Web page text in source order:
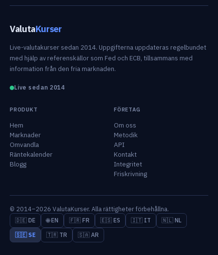
ValutaKurser
Live-valutakurser sedan 2014. Uppgifterna uppdateras regelbundet
med hjälp av referenskällor som Fed och ECB, tillsammans med
information från den fria marknaden.
Live sedan 2014
PRODUKT
Hem
Marknader
Omvandla
Räntekalender
Blogg
FÖRETAG
Om oss
Metodik
API
Kontakt
Integritet
Friskrivning
© 2014–2026 ValutaKurser. Alla rättigheter förbehållna.
🇩🇪 DE 🌐 EN 🇫🇷 FR 🇪🇸 ES 🇮🇹 IT
🇳🇱 NL
🇸🇪 SE
🇹🇷 TR 🇸🇦 AR